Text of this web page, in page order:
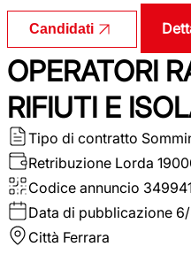
Candidati
OPERATORI
RIFIUTI E
Tipo di contratto
Retribuzione Lorda
Codice annuncio 349941
Data di pubblicazione
Città Ferrara